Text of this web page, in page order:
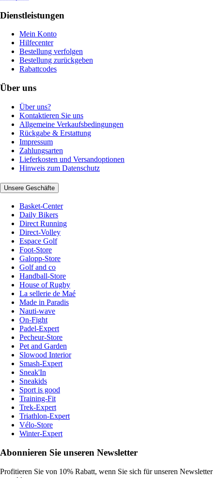
Dienstleistungen
Mein Konto
Hilfecenter
Bestellung verfolgen
Bestellung zurückgeben
Rabattcodes
Über uns
Über uns?
Kontaktieren Sie uns
Allgemeine Verkaufsbedingungen
Rückgabe & Erstattung
Impressum
Zahlungsarten
Lieferkosten und Versandoptionen
Hinweis zum Datenschutz
Unsere Geschäfte
Basket-Center
Daily Bikers
Direct Running
Direct-Volley
Espace Golf
Foot-Store
Galopp-Store
Golf and co
Handball-Store
House of Rugby
La sellerie de Maé
Made in Paradis
Nauti-wave
On-Fight
Padel-Expert
Pecheur-Store
Pet and Garden
Slowood Interior
Smash-Expert
Sneak'In
Sneakids
Sport is good
Training-Fit
Trek-Expert
Triathlon-Expert
Vélo-Store
Winter-Expert
Abonnieren Sie unseren Newsletter
Profitieren Sie von 10% Rabatt, wenn Sie sich für unseren Newsletter